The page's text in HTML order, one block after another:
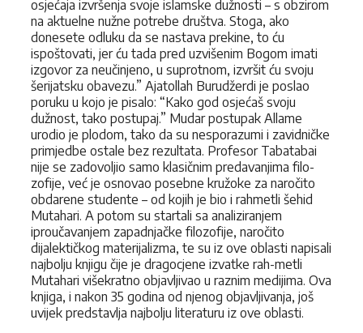
osjećaja izvršenja svoje islamske dužnosti – s obzirom
na aktuelne nužne potrebe društva. Stoga, ako
donesete odluku da se nasta­va prekine, to ću
ispoštovati, jer ću tada pred uzvišenim Bogom imati
izgov­or za neučinjeno, u suprotnom, izvršit ću svoju
šerijatsku obavezu.” Ajatollah Burudžerdi je poslao
poruku u kojo je pisalo: “Kako god osjećaš svoju
dužnost, tako postupaj.” Mudar postupak Allame
urodio je plodom, tako da su nesporazumi i zavidničke
primjedbe ostale bez rezultata. Profesor Tabatabai
nije se zadovoljio samo klasičnim predavanjima filo­
zofije, već je osnovao posebne kružoke za naročito
obdarene studente – od kojih je bio i rahmetli šehid
Mutahari. A potom su startali sa analiziranjem
iproučavanjem zapadnjačke filozofije, naročito
dijalektičkog materijalizma, te su iz ove oblasti napisali
najbolju knjigu čije je dragocjene izvatke rah-metli
Mutahari višekratno objavljivao u raznim medijima. Ova
knjiga, i nakon 35 godina od njenog objavljivanja, još
uvijek predstavlja najbolju lit­eraturu iz ove oblasti.